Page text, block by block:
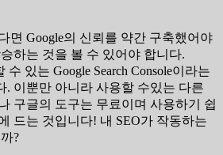
면 Google의 신뢰를 약간 구축했어야
하는 것을 볼 수 있어야 합니다.
수 있는 Google Search Console이라는
. 이뿐만 아니라 사용할 수있는 다른
구글의 도구는 무료이며 사용하기 쉽
드는 것입니다! 내 SEO가 작동하는
?